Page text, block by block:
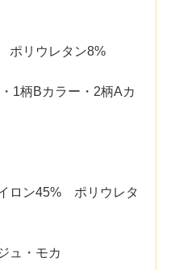
ポリウレタン8%
1柄Bカラー・2柄Aカ
ロン45% ポリウレタ
ュ・モカ